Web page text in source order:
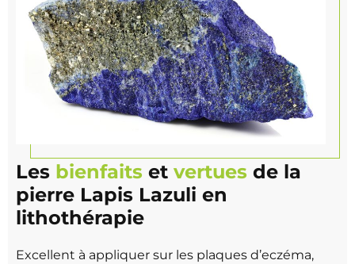
Les bienfaits et vertues de la
pierre Lapis Lazuli en
lithothérapie
Excellent à appliquer sur les plaques d’eczéma,